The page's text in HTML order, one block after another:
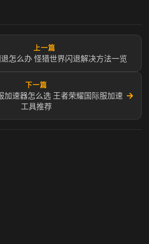
上一篇
怎么办 怪猎世界闪退解决方法一览
下一篇
加速器怎么选 王者荣耀国际服加速
工具推荐
→